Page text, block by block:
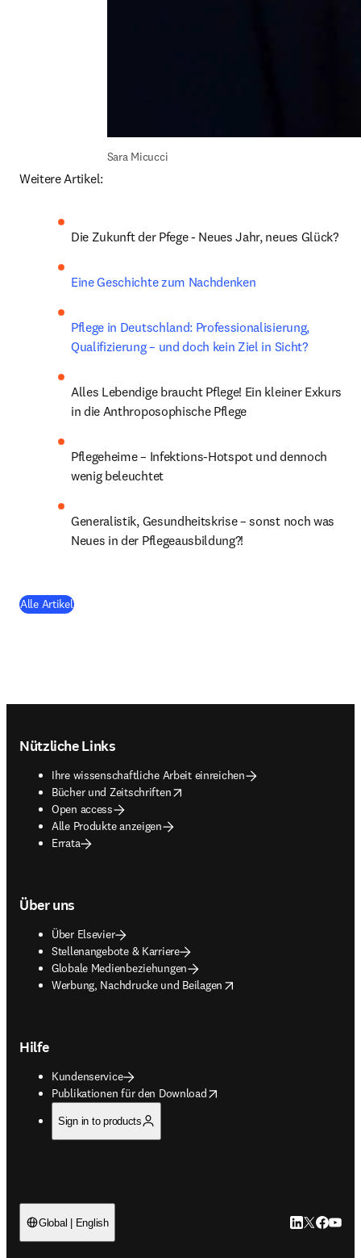
Sara Micucci
Weitere Artikel:
Die Zukunft der Pfege - Neues Jahr, neues Glück?
Eine Geschichte zum Nachdenken
Pflege in Deutschland: Professionalisierung,
Qualifizierung – und doch kein Ziel in Sicht?
Alles Lebendige braucht Pflege! Ein kleiner Exkurs
in die Anthroposophische Pflege
Pflegeheime – Infektions-Hotspot und dennoch
wenig beleuchtet
Generalistik, Gesundheitskrise – sonst noch was
Neues in der Pflegeausbildung?!
Alle Artikel(
Nützliche Links
Ihre wissenschaftliche Arbeit einreichen
Bücher und Zeitschriften
opens in new tab/window
Open access
Alle Produkte anzeigen
Errata
Über uns
Über Elsevier
Stellenangebote & Karriere
Globale Medienbeziehungen
Werbung, Nachdrucke und Beilagen
opens in new tab/window
Hilfe
Kundenservice
Publikationen für den Download
opens in new tab/window
Sign in to products
Global | English LinkedIn
Twitter